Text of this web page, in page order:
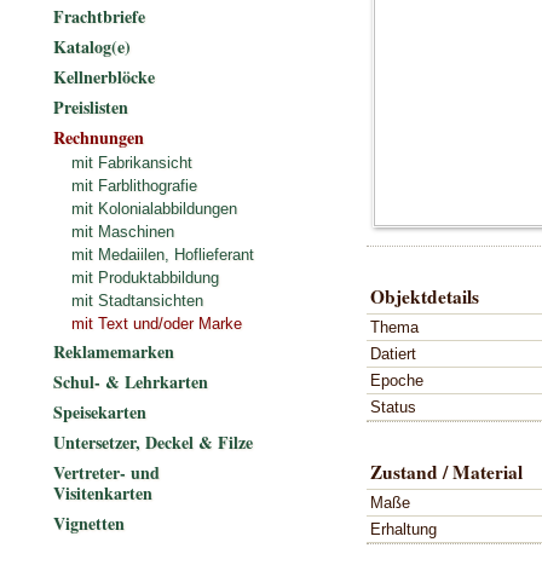
Objektdetails
Thema
Datiert
Epoche
Status
Zustand / Material
Maße
Erhaltung
Frachtbriefe
Katalog(e)
Kellnerblöcke
Preislisten
Rechnungen
mit Fabrikansicht
mit Farblithografie
mit Kolonialabbildungen
mit Maschinen
mit Medaiilen, Hoflieferant
mit Produktabbildung
mit Stadtansichten
mit Text und/oder Marke
Reklamemarken
Schul- & Lehrkarten
Speisekarten
Untersetzer, Deckel & Filze
Vertreter- und
Visitenkarten
Vignetten